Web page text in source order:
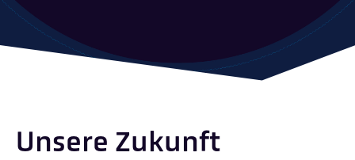
Unsere Zukunft